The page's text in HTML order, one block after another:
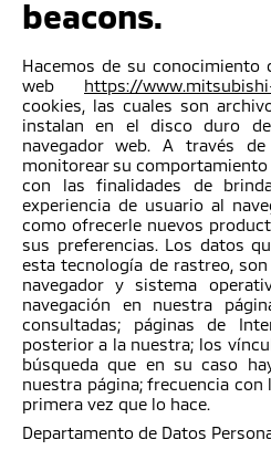
beacons.
Hacemos de su conocimiento
web https://
cookies, las cuales son
instalan en el disco duro
navegador web. A través
monitorear su
con las finalidades de
experiencia de usuario al
como ofrecerle nuevos
sus preferencias. Los datos
esta tecnología de rastreo,
navegador y sistema
navegación en nuestra
consultadas; páginas de
posterior a la nuestra; los
búsqueda que en su caso
nuestra página; frecuencia
primera vez que lo hace.
Departamento de Datos